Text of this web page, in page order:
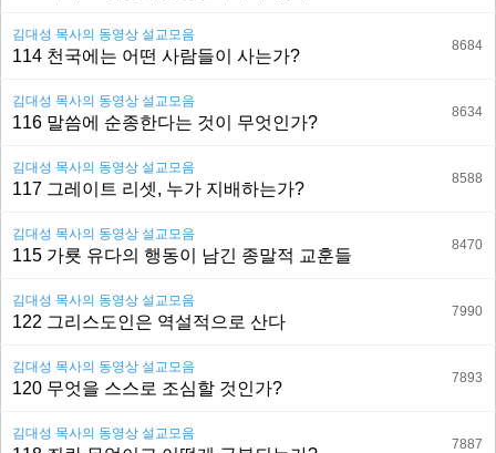
김대성 목사의 동영상 설교모음
114 천국에는 어떤 사람들이 사는가?
8684
김대성 목사의 동영상 설교모음
116 말씀에 순종한다는 것이 무엇인가?
8634
김대성 목사의 동영상 설교모음
117 그레이트 리셋, 누가 지배하는가?
8588
김대성 목사의 동영상 설교모음
115 가룟 유다의 행동이 남긴 종말적 교훈들
8470
김대성 목사의 동영상 설교모음
122 그리스도인은 역설적으로 산다
7990
김대성 목사의 동영상 설교모음
120 무엇을 스스로 조심할 것인가?
7893
김대성 목사의 동영상 설교모음
7887